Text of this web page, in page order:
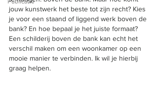
jouw kunstwerk het beste tot zijn recht? Kies
je voor een staand of liggend werk boven de
bank? En hoe bepaal je het juiste formaat?
Een schilderij boven de bank kan echt het
verschil maken om een woonkamer op een
mooie manier te verbinden. Ik wil je hierbij
graag helpen.